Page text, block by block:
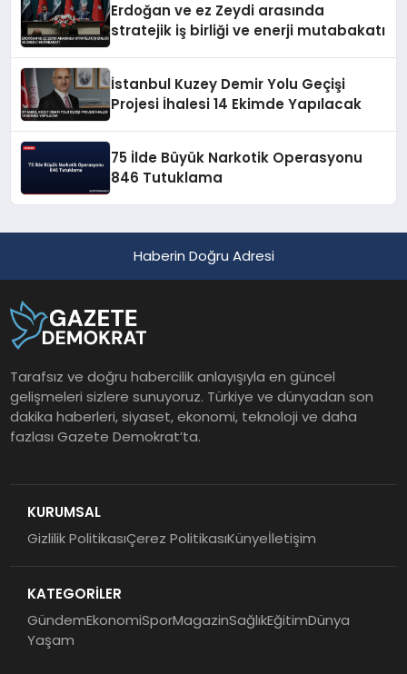
Erdoğan ve ez Zeydi arasında
stratejik iş birliği ve enerji mutabakatı
İstanbul Kuzey Demir Yolu Geçişi
Projesi İhalesi 14 Ekimde Yapılacak
75 İlde Büyük Narkotik Operasyonu
846 Tutuklama
Haberin Doğru Adresi
Tarafsız ve doğru habercilik anlayışıyla en güncel
gelişmeleri sizlere sunuyoruz. Türkiye ve dünyadan son
dakika haberleri, siyaset, ekonomi, teknoloji ve daha
fazlası Gazete Demokrat’ta.
KURUMSAL
Gizlilik PolitikasıÇerez PolitikasıKünyeİletişim
KATEGORİLER
GündemEkonomiSporMagazinSağlıkEğitimDünya
Yaşam